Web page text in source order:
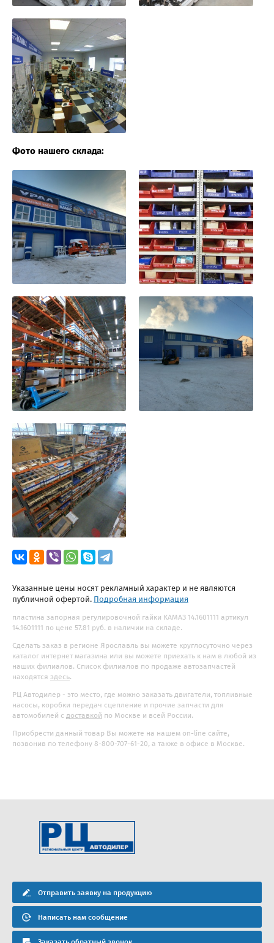
Фото нашего склада:
Указанные цены носят рекламный характер и не являются
публичной офертой. Подробная информация
пластина запорная регулировочной гайки КАМАЗ 14.1601111 артикул
14.1601111 по цене 57.81 руб. в наличии на складе.
Сделать заказ в регионе Ярославль вы можете круглосуточно через
каталог интернет магазина или вы можете приехать к нам в любой из
наших филиалов. Список филиалов по продаже автозапчастей
находятся здесь.
РЦ Автодилер - это место, где можно заказать двигатели, топливные
насосы, коробки передач сцепление и прочие запчасти для
автомобилей с доставкой по Москве и всей России.
Приобрести данный товар Вы можете на нашем on-line сайте,
позвонив по телефону 8-800-707-61-20, а также в офисе в Москве.
Отправить заявку на продукцию
Написать нам сообщение